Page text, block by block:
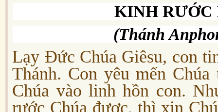
KINH
(Thánh
Lạy Đức Chúa Giêsu, con
Thánh. Con yêu mến
Chúa vào linh hồn con.
rước Chúa được, thì xin